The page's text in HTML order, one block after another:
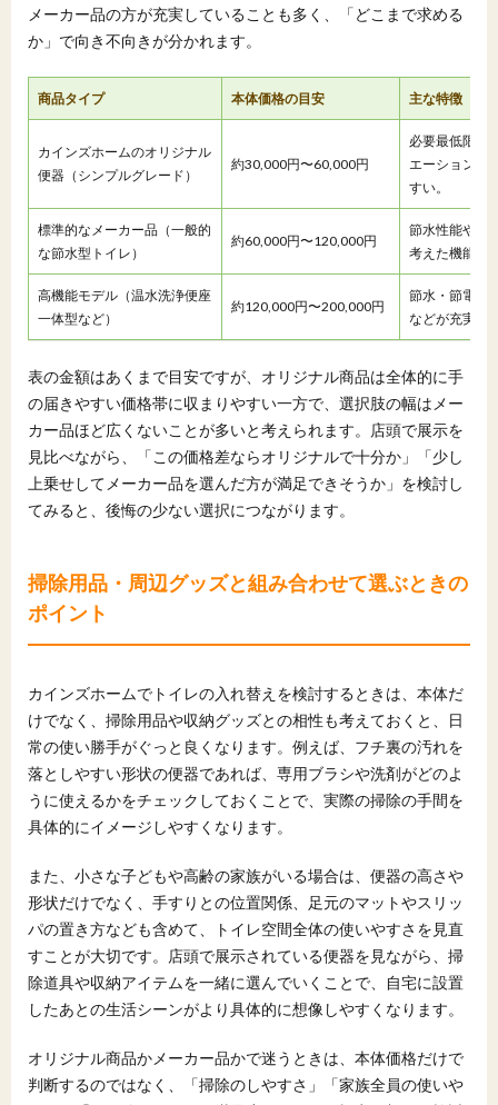
メーカー品の方が充実していることも多く、「どこまで求める
か」で向き不向きが分かれます。
商品タイプ 本体価格の目安 主な特徴
カインズホームのオリジナル
便器（シンプルグレード）
約30,000円〜60,000円
必要最低限の
エーションは
すい。
標準的なメーカー品（一般的
な節水型トイレ）
約60,000円〜120,000円
節水性能やお
考えた機能が
高機能モデル（温水洗浄便座
一体型など）
約120,000円〜200,000円
節水・節電機
などが充実。
表の金額はあくまで目安ですが、オリジナル商品は全体的に手
の届きやすい価格帯に収まりやすい一方で、選択肢の幅はメー
カー品ほど広くないことが多いと考えられます。店頭で展示を
見比べながら、「この価格差ならオリジナルで十分か」「少し
上乗せしてメーカー品を選んだ方が満足できそうか」を検討し
てみると、後悔の少ない選択につながります。
掃除用品・周辺グッズと組み合わせて選ぶときの
ポイント
カインズホームでトイレの入れ替えを検討するときは、本体だ
けでなく、掃除用品や収納グッズとの相性も考えておくと、日
常の使い勝手がぐっと良くなります。例えば、フチ裏の汚れを
落としやすい形状の便器であれば、専用ブラシや洗剤がどのよ
うに使えるかをチェックしておくことで、実際の掃除の手間を
具体的にイメージしやすくなります。
また、小さな子どもや高齢の家族がいる場合は、便器の高さや
形状だけでなく、手すりとの位置関係、足元のマットやスリッ
パの置き方なども含めて、トイレ空間全体の使いやすさを見直
すことが大切です。店頭で展示されている便器を見ながら、掃
除道具や収納アイテムを一緒に選んでいくことで、自宅に設置
したあとの生活シーンがより具体的に想像しやすくなります。
オリジナル商品かメーカー品かで迷うときは、本体価格だけで
判断するのではなく、「掃除のしやすさ」「家族全員の使いや